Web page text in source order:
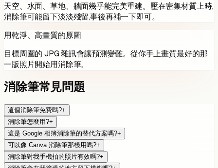
天空、水面、草地、牆面幾乎能完美重建。壓在密集材質上時,
消除筆可能留下淡淡殘留,事後再補一下即可。
用乾淨、高畫質的原圖
目標周圍的 JPG 雜訊會讓預測變難。從你手上畫質最好的那
一版照片開始用消除筆。
消除筆常見問題
這個消除筆免費嗎?+
消除筆怎麼用?+
這是 Google 相簿消除筆的替代方案嗎?+
可以像 Canva 消除筆那樣用嗎?+
消除筆對我手機拍的照片有效嗎?+